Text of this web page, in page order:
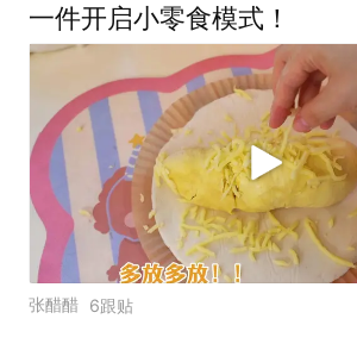
一件开启小零食模式！
张醋醋 6跟贴